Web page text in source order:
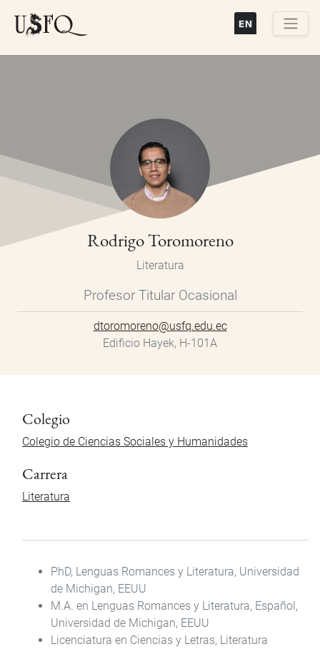
Rodrigo Toromoreno
Literatura
Profesor Titular Ocasional
dtoromoreno@usfq.edu.ec
Edificio Hayek, H-101A
Colegio
Colegio de Ciencias Sociales y Humanidades
Carrera
Literatura
PhD, Lenguas Romances y Literatura, Universidad
de Michigan, EEUU
M.A. en Lenguas Romances y Literatura, Español,
Universidad de Michigan, EEUU
Licenciatura en Ciencias y Letras, Literatura